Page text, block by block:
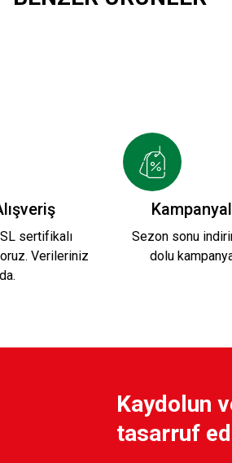
1.000,00 TL
POLO Y.
999,90 TL
sertifikalı
Verileriniz
Sezon sonu
dolu
Kaydolun
tasarruf